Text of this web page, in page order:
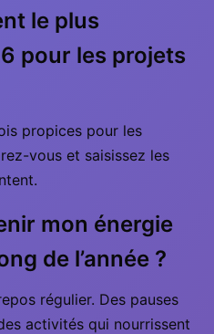
le plus
pour les projets
propices pour les
vous et saisissez les
mon énergie
de l’année ?
régulier. Des pauses
activités qui nourrissent